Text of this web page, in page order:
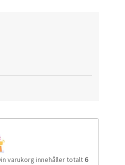
varukorg innehåller totalt6